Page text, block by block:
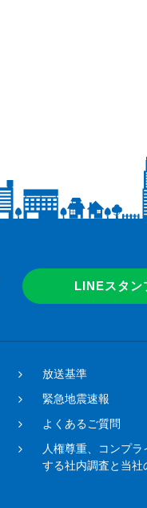
LINEスタン
放送基準
緊急地震速報
よくあるご質問
人権尊重、コンプラ
する社内調査と当社